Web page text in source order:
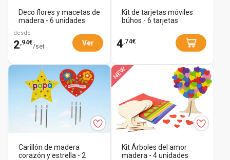
Deco flores y macetas de
madera - 6 unidades
desde
2,94€
/set Ver
Kit de tarjetas móviles
búhos - 6 tarjetas
4 ,74€
Carillón de madera
corazón y estrella - 2
Kit Árboles del amor
madera - 4 unidades